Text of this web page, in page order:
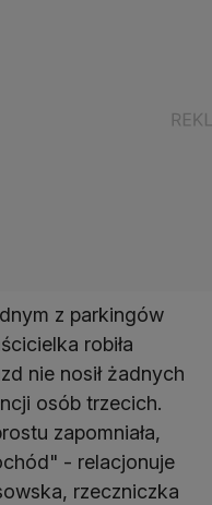
z parkingów
robiła
nie nosił żadnych
osób trzecich.
zapomniała,
- relacjonuje
rzeczniczka